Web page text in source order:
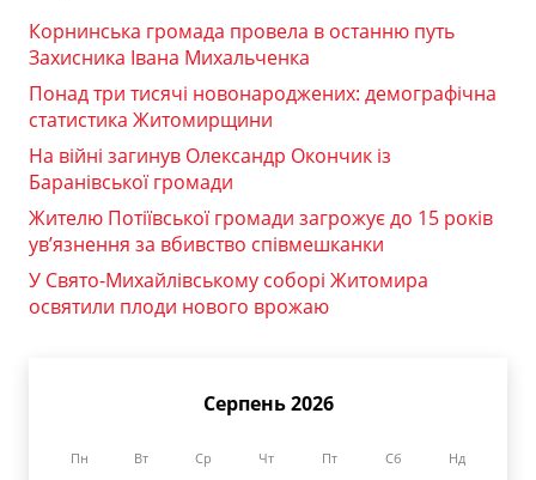
Корнинська громада провела в останню путь
Захисника Івана Михальченка
Понад три тисячі новонароджених: демографічна
статистика Житомирщини
На війні загинув Олександр Окончик із
Баранівської громади
Жителю Потіївської громади загрожує до 15 років
ув’язнення за вбивство співмешканки
У Свято-Михайлівському соборі Житомира
освятили плоди нового врожаю
Серпень 2026
Пн Вт Ср Чт Пт Сб Нд